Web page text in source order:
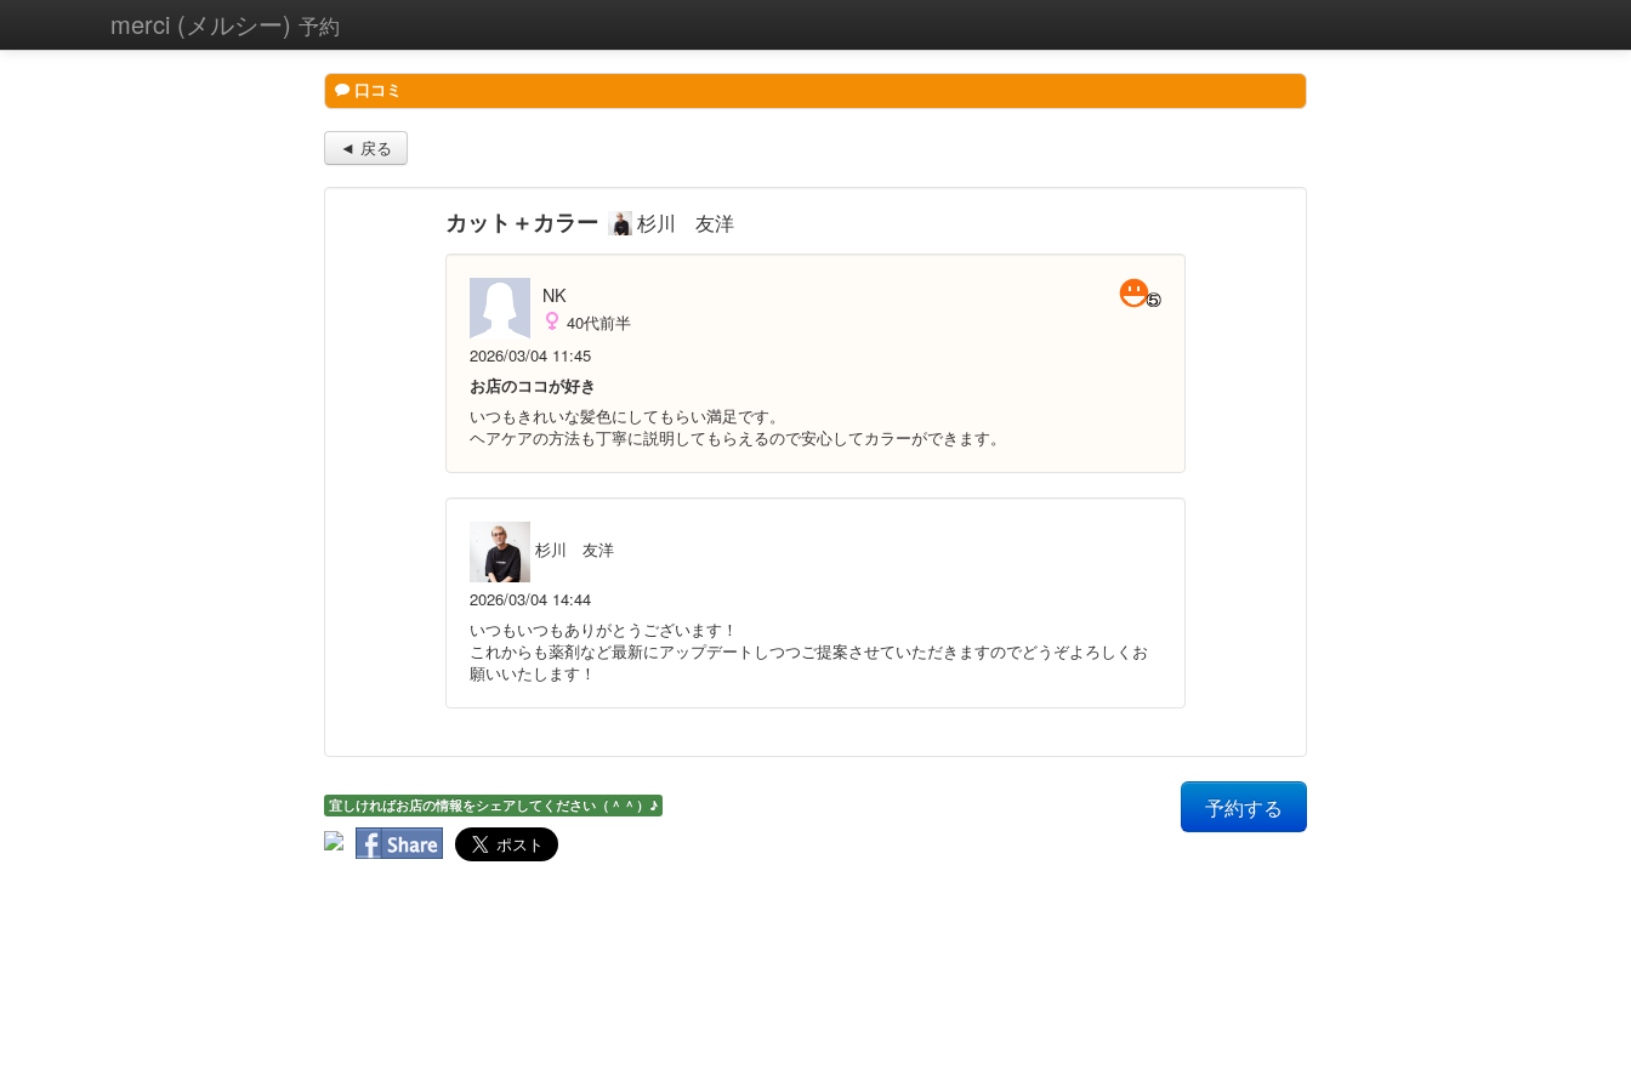
merci (メルシー) 予約
口コミ
◄ 戻る
カット＋カラー 杉川 友洋
NK
40代前半
2026/03/04 11:45
お店のココが好き
いつもきれいな髪色にしてもらい満足です。
ヘアケアの方法も丁寧に説明してもらえるので安心してカラーができます。
杉川 友洋
2026/03/04 14:44
いつもいつもありがとうございます！
これからも薬剤など最新にアップデートしつつご提案させていただきますのでどうぞよろしくお
願いいたします！
予約する
宜しければお店の情報をシェアしてください（＾＾）♪